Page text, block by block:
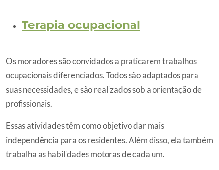
Terapia ocupacional
Os moradores são convidados a praticarem trabalhos
ocupacionais diferenciados. Todos são adaptados para
suas necessidades, e são realizados sob a orientação de
profissionais.
Essas atividades têm como objetivo dar mais
independência para os residentes. Além disso, ela também
trabalha as habilidades motoras de cada um.